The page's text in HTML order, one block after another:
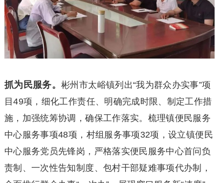
抓为民服务。彬州市太峪镇列出“我为群众办实事”项
目49项，细化工作责任、明确完成时限、制定工作措
施，加强统筹协调，确保工作落实。梳理镇便民服务
中心服务事项48项，村组服务事项32项，设立镇便民
中心服务党员先锋岗，严格落实便民服务中心首问负
责制、一次性告知制度、包村干部疑难事项代办制，